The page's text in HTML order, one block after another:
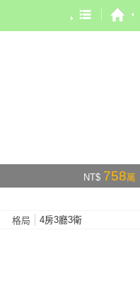
依建物坪數 大 → 小
依土地坪數 大 → 小
NT$ 758萬
格局 4房3廳3衛